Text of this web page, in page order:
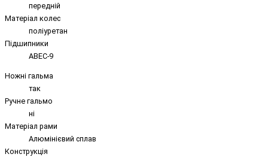
передній
Матеріал колес
поліуретан
Підшипники
ABEC-9
Ножні гальма
так
Ручне гальмо
ні
Матеріал рами
Алюмінієвий сплав
Конструкція